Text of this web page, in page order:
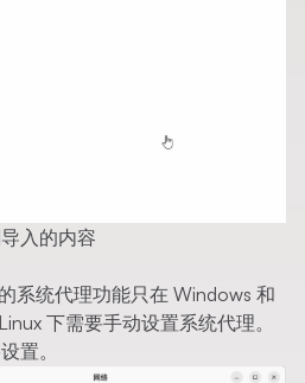
入的内容
系统代理功能只在 Windows 和
下需要手动设置系统代理。
置。